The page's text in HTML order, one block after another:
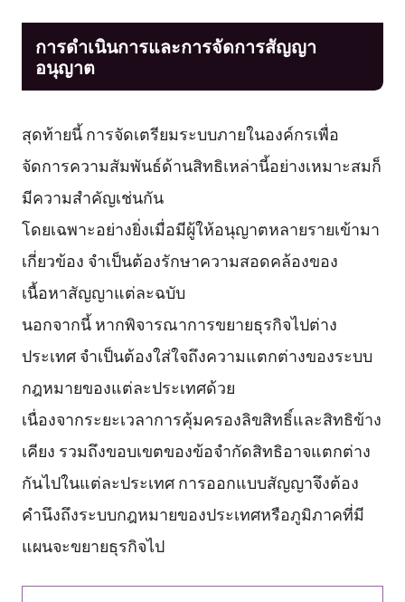
การดำเนินการและการจัดการสัญญา
อนุญาต
สุดท้ายนี้ การจัดเตรียมระบบภายในองค์กรเพื่อ
จัดการความสัมพันธ์ด้านสิทธิเหล่านี้อย่างเหมาะสมก็
มีความสำคัญเช่นกัน
โดยเฉพาะอย่างยิ่งเมื่อมีผู้ให้อนุญาตหลายรายเข้ามา
เกี่ยวข้อง จำเป็นต้องรักษาความสอดคล้องของ
เนื้อหาสัญญาแต่ละฉบับ
นอกจากนี้ หากพิจารณาการขยายธุรกิจไปต่าง
ประเทศ จำเป็นต้องใส่ใจถึงความแตกต่างของระบบ
กฎหมายของแต่ละประเทศด้วย
เนื่องจากระยะเวลาการคุ้มครองลิขสิทธิ์และสิทธิข้าง
เคียง รวมถึงขอบเขตของข้อจำกัดสิทธิอาจแตกต่าง
กันไปในแต่ละประเทศ การออกแบบสัญญาจึงต้อง
คำนึงถึงระบบกฎหมายของประเทศหรือภูมิภาคที่มี
แผนจะขยายธุรกิจไป